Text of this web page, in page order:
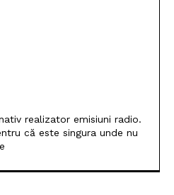
realizator emisiuni radio.
că este singura unde nu